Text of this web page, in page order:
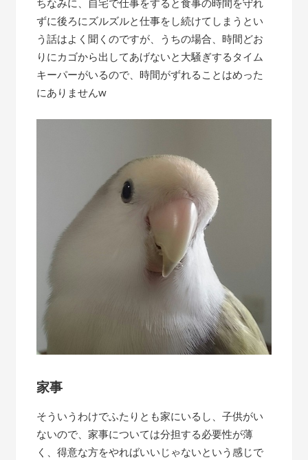
ちなみに、自宅で仕事をすると食事の時間を守れ
ずに後ろにズルズルと仕事をし続けてしまうとい
う話はよく聞くのですが、うちの場合、時間どお
りにカゴから出してあげないと大騒ぎするタイム
キーパーがいるので、時間がずれることはめった
にありませんw
家事
そういうわけでふたりとも家にいるし、子供がい
ないので、家事については分担する必要性が薄
く、得意な方をやればいいじゃないという感じで